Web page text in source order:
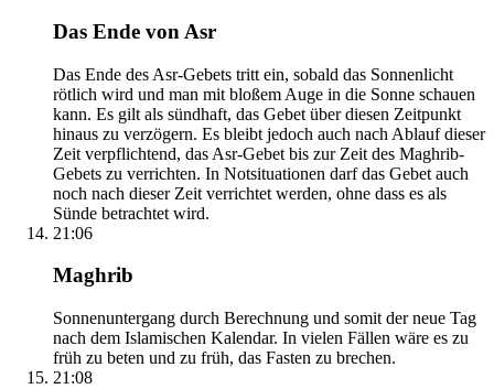
Das Ende von Asr
Das Ende des Asr-Gebets tritt ein, sobald das Sonnenlicht
rötlich wird und man mit bloßem Auge in die Sonne schauen
kann. Es gilt als sündhaft, das Gebet über diesen Zeitpunkt
hinaus zu verzögern. Es bleibt jedoch auch nach Ablauf dieser
Zeit verpflichtend, das Asr-Gebet bis zur Zeit des Maghrib-
Gebets zu verrichten. In Notsituationen darf das Gebet auch
noch nach dieser Zeit verrichtet werden, ohne dass es als
Sünde betrachtet wird.
21:06
Maghrib
Sonnenuntergang durch Berechnung und somit der neue Tag
nach dem Islamischen Kalendar. In vielen Fällen wäre es zu
früh zu beten und zu früh, das Fasten zu brechen.
21:08